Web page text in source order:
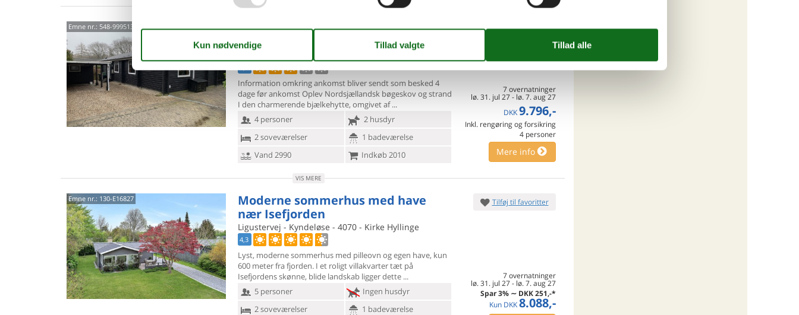
Emne nr.: 548-99951381
Hyggelig bjælkehytte med have nær
Øresund
Information omkring ankomst bliver sendt som besked 4
dage før ankomst Oplev Nordsjællandsk bøgeskov og strand
I den charmerende bjælkehytte, omgivet af
4 personer
2 husdyr
2 soveværelser
1 badeværelse
Vand 2990
Indkøb 2010
Tilføj til favoritter
7 overnatninger
lø. 31. jul 27- lø. 7. aug 27
DKK 9.796,-
Inkl. rengøring og forsikring
4 personer
Mere info
VIS MERE
Emne nr.: 130-E16827
Moderne sommerhus med have
nær Isefjorden
Ligustervej - Kyndeløse - 4070 - Kirke Hyllinge
4,3
Lyst, moderne sommerhus med pilleovn og egen have, kun
600 meter fra fjorden. I et roligt villakvarter tæt på
Isefjordens skønne, blide landskab ligger dette
5 personer
Ingen husdyr
2 soveværelser
1 badeværelse
Tilføj til favoritter
7 overnatninger
lø. 31. jul 27- lø. 7. aug 27
Spar 3% ∼ DKK 251,-*
Kun DKK 8.088,-